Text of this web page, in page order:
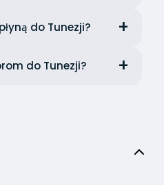
do Tunezji?
do Tunezji?